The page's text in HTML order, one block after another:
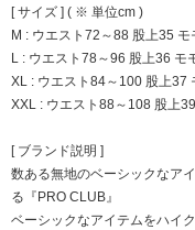
[ サイズ ] ( ※ 単位cm )
M : ウエスト72～88 股上35
L : ウエスト78～96 股上36 モ
XL : ウエスト84～100 股上37
XXL : ウエスト88～108 股上
[ ブランド説明 ]
数ある無地のベーシックなア
る『PRO CLUB』
ベーシックなアイテムをハイ